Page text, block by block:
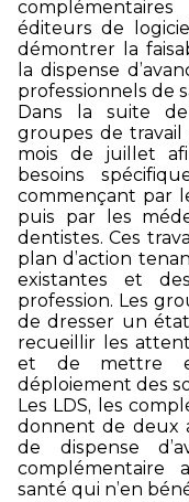
éditeurs de
démontrer la
la dispense
professionnels de
Dans la suite
groupes de
mois de juillet
besoins
commençant par
puis par les
dentistes. Ces
plan d’action
existantes et
profession. Les
de dresser un
recueillir les
et de mettre
déploiement des
Les LDS, les
donnent de deux
de dispense
complémentaire
santé qui n’en